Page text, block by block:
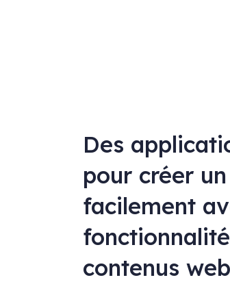
Des
pour créer
facilement
contenus